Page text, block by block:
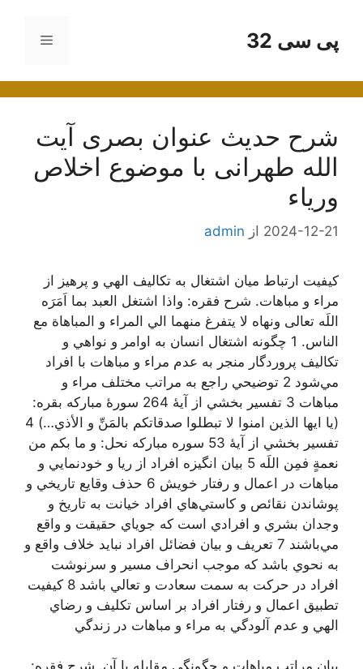
محتواپی سی 32 فهرست
شرح حدیث عنوان بصری آیت
الله طهرانی با موضوع اخلاص
وریاء
2024-12-21 از admin
كيفيت ارتباط ميان اشتغال به تكاليف الهي و پرهيز از
مراء و مباهات. شرح فقره: واذا اشتغل العبد بما اَمَرَه
اللَه تعالی ونهاه لا یتفرغ منهما الي المراء و المباهاة مع
الناس. 1 چگونه اشتغال انسان به اوامر و نواهي و
تكاليف پروردگار منجر به عدم مراء و مباهات با افراد
مي‌شود 2 توضيحي راجع به مراتب مختلف مراء و
مباهات 3 تفسير بخشي از آيۀ 264 سورۀ مبارکه بقره:
(يا ايها الذين امنوا لا تبطلوا صدقاتكم بالمَنِّ و الأذي…) 4
تفسير بخشي از آيۀ 53 سوره مبارکه نحل: و ما بكم من
نعمةٍ فمِن اللَه 5 بیان انگيزه افراد از ريا و خودنمايي و
مباهات در اعمال و رفتار خويش 6 حذف وقايع تاريخي و
پوشاندن نقائص و كاستي‌هاي افراد خيانت به تاريخ و
وجدان بشري و افرادي است كه جوياي حقيقت و واقع
مي‌باشند 7 تعريف و بيان فضائل افراد نبايد خلاف واقع و
به نحوي باشد كه موجب انحراف مسير و سرنوشت
افراد در حركت به سمت سعادت و تعالي باشد 8 كيفيت
تطبيق اعمال و رفتار افراد بر اساس تكليف و رضاي
الهي و عدم آلودگي به مراء و مباهات در زندگي
بيان مراتب مباهات و چگونگي مقابله با آن. شرح فقره: